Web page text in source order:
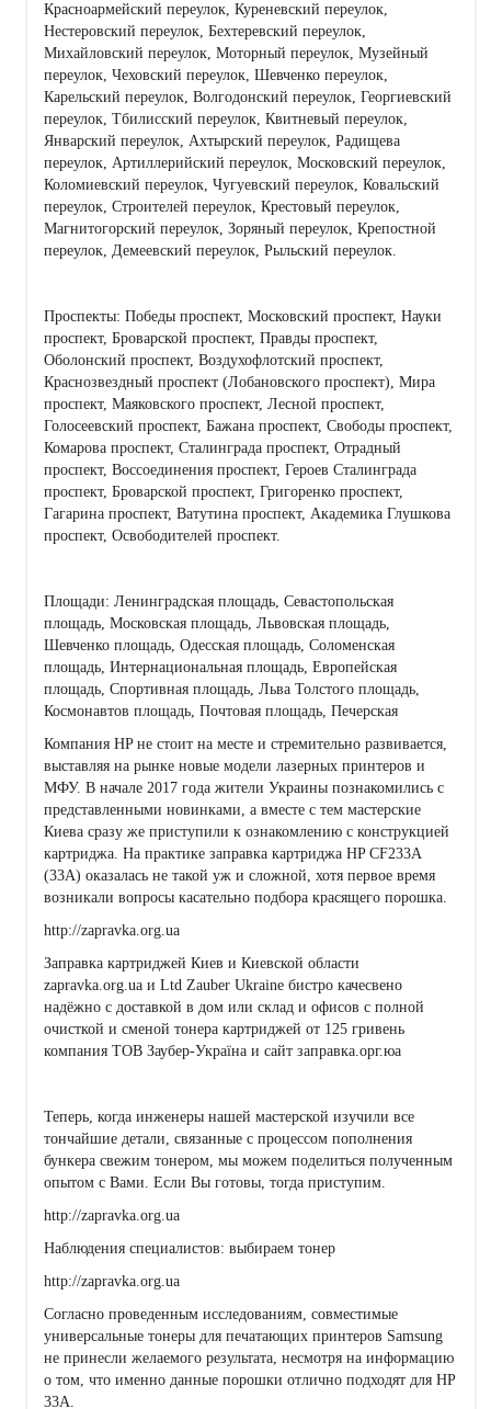
Красноармейский переулок, Куреневский переулок,
Нестеровский переулок, Бехтеревский переулок,
Михайловский переулок, Моторный переулок, Музейный
переулок, Чеховский переулок, Шевченко переулок,
Карельский переулок, Волгодонский переулок, Георгиевский
переулок, Тбилисский переулок, Квитневый переулок,
Январский переулок, Ахтырский переулок, Радищева
переулок, Артиллерийский переулок, Московский переулок,
Коломиевский переулок, Чугуевский переулок, Ковальский
переулок, Строителей переулок, Крестовый переулок,
Магнитогорский переулок, Зоряный переулок, Крепостной
переулок, Демеевский переулок, Рыльский переулок.
Проспекты: Победы проспект, Московский проспект, Науки
проспект, Броварской проспект, Правды проспект,
Оболонский проспект, Воздухофлотский проспект,
Краснозвездный проспект (Лобановского проспект), Мира
проспект, Маяковского проспект, Лесной проспект,
Голосеевский проспект, Бажана проспект, Свободы проспект,
Комарова проспект, Сталинграда проспект, Отрадный
проспект, Воссоединения проспект, Героев Сталинграда
проспект, Броварской проспект, Григоренко проспект,
Гагарина проспект, Ватутина проспект, Академика Глушкова
проспект, Освободителей проспект.
Площади: Ленинградская площадь, Севастопольская
площадь, Московская площадь, Львовская площадь,
Шевченко площадь, Одесская площадь, Соломенская
площадь, Интернациональная площадь, Европейская
площадь, Спортивная площадь, Льва Толстого площадь,
Космонавтов площадь, Почтовая площадь, Печерская
Компания HP не стоит на месте и стремительно развивается,
выставляя на рынке новые модели лазерных принтеров и
МФУ. В начале 2017 года жители Украины познакомились с
представленными новинками, а вместе с тем мастерские
Киева сразу же приступили к ознакомлению с конструкцией
картриджа. На практике заправка картриджа HP CF233A
(33A) оказалась не такой уж и сложной, хотя первое время
возникали вопросы касательно подбора красящего порошка.
http://zapravka.org.ua
Заправка картриджей Киев и Киевской области
zapravka.org.ua и Ltd Zauber Ukraine бистро качесвено
надёжно с доставкой в дом или склад и офисов с полной
очисткой и сменой тонера картриджей от 125 гривень
компания ТОВ Заубер-Україна и сайт заправка.орг.юа
Теперь, когда инженеры нашей мастерской изучили все
тончайшие детали, связанные с процессом пополнения
бункера свежим тонером, мы можем поделиться полученным
опытом с Вами. Если Вы готовы, тогда приступим.
http://zapravka.org.ua
Наблюдения специалистов: выбираем тонер
http://zapravka.org.ua
Согласно проведенным исследованиям, совместимые
универсальные тонеры для печатающих принтеров Samsung
не принесли желаемого результата, несмотря на информацию
о том, что именно данные порошки отлично подходят для HP
33A.